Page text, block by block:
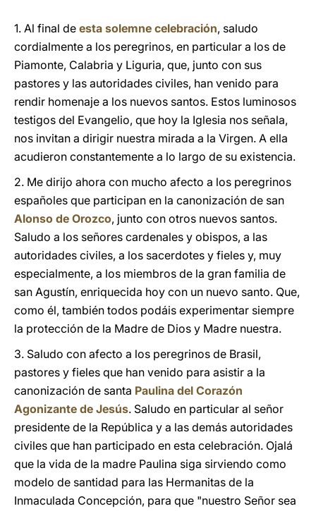
1. Al final de esta solemne celebración, saludo
cordialmente a los peregrinos, en particular a los de
Piamonte, Calabria y Liguria, que, junto con sus
pastores y las autoridades civiles, han venido para
rendir homenaje a los nuevos santos. Estos luminosos
testigos del Evangelio, que hoy la Iglesia nos señala,
nos invitan a dirigir nuestra mirada a la Virgen. A ella
acudieron constantemente a lo largo de su existencia.
2. Me dirijo ahora con mucho afecto a los peregrinos
españoles que participan en la canonización de san
Alonso de Orozco, junto con otros nuevos santos.
Saludo a los señores cardenales y obispos, a las
autoridades civiles, a los sacerdotes y fieles y, muy
especialmente, a los miembros de la gran familia de
san Agustín, enriquecida hoy con un nuevo santo. Que,
como él, también todos podáis experimentar siempre
la protección de la Madre de Dios y Madre nuestra.
3. Saludo con afecto a los peregrinos de Brasil,
pastores y fieles que han venido para asistir a la
canonización de santa Paulina del Corazón
Agonizante de Jesús. Saludo en particular al señor
presidente de la República y a las demás autoridades
civiles que han participado en esta celebración. Ojalá
que la vida de la madre Paulina siga sirviendo como
modelo de santidad para las Hermanitas de la
Inmaculada Concepción, para que "nuestro Señor sea